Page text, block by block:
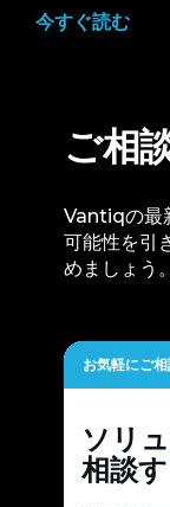
今すぐ読む
ご相
Vantiqの最
可能性を引
めましょう。
お気軽にご
ソリ
相談